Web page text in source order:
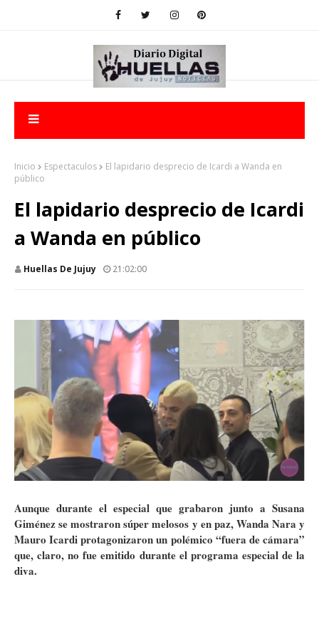
Inicio Espectaculos
El lapidario desprecio de Icardi a Wanda en
público
El lapidario desprecio de Icardi
a Wanda en público
Huellas De Jujuy 21:02:00
Aunque durante el especial que grabaron junto a Susana
Giménez se mostraron súper melosos y en paz, Wanda Nara y
Mauro Icardi protagonizaron un polémico “fuera de cámara”
que, claro, no fue emitido durante el programa especial de la
diva.